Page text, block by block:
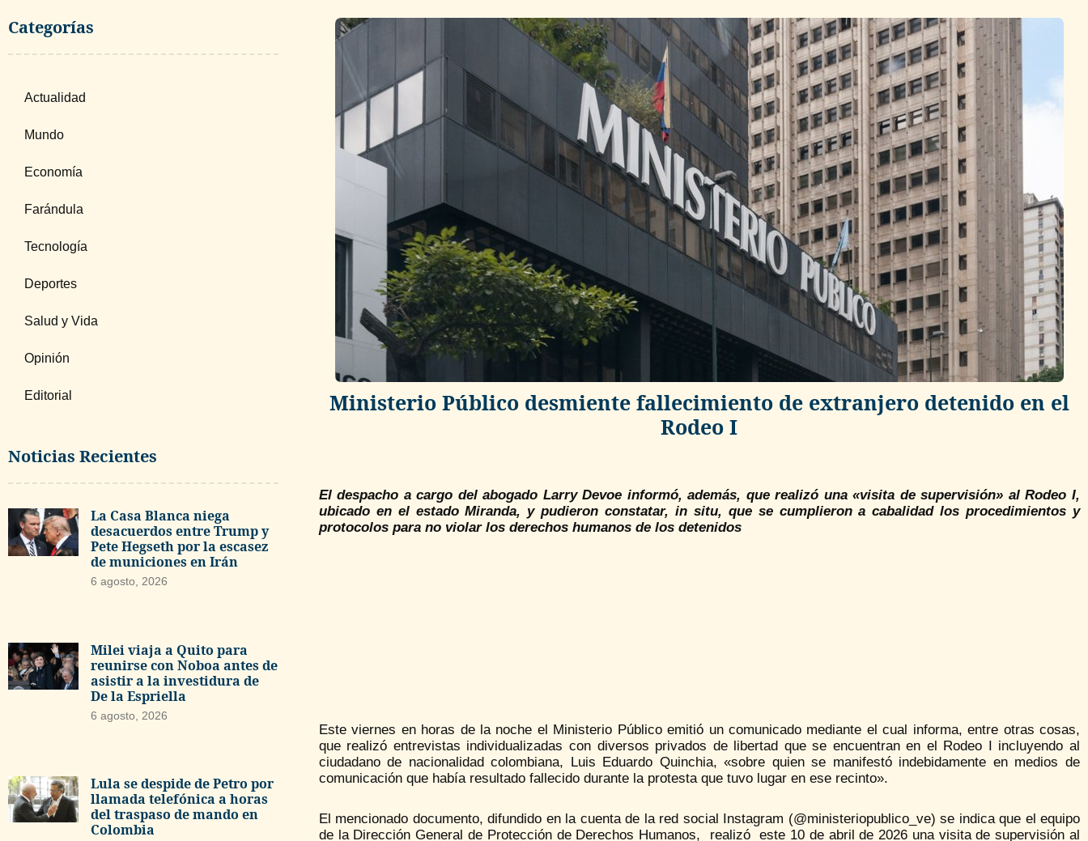
Categorías
Actualidad
Mundo
Economía
Farándula
Tecnología
Deportes
Salud y Vida
Opinión
Editorial
Noticias Recientes
La Casa Blanca niega
desacuerdos entre Trump y
Pete Hegseth por la escasez
de municiones en Irán
6 agosto, 2026
Milei viaja a Quito para
reunirse con Noboa antes de
asistir a la investidura de
De la Espriella
6 agosto, 2026
Lula se despide de Petro por
llamada telefónica a horas
del traspaso de mando en
Colombia
Ministerio Público desmiente fallecimiento de extranjero detenido en el
Rodeo I
El despacho a cargo del abogado Larry Devoe informó, además, que realizó una «visita de supervisión» al Rodeo I,
ubicado en el estado Miranda, y pudieron constatar, in situ, que se cumplieron a cabalidad los procedimientos y
protocolos para no violar los derechos humanos de los detenidos
Este viernes en horas de la noche el Ministerio Público emitió un comunicado mediante el cual informa, entre otras cosas,
que realizó entrevistas individualizadas con diversos privados de libertad que se encuentran en el Rodeo I incluyendo al
ciudadano de nacionalidad colombiana, Luis Eduardo Quinchia, «sobre quien se manifestó indebidamente en medios de
comunicación que había resultado fallecido durante la protesta que tuvo lugar en ese recinto».
El mencionado documento, difundido en la cuenta de la red social Instagram (@ministeriopublico_ve) se indica que el equipo
de la Dirección General de Protección de Derechos Humanos, realizó este 10 de abril de 2026 una visita de supervisión al